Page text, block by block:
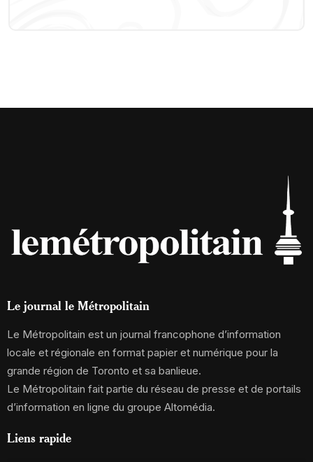
Le journal le Métropolitain
Le Métropolitain est un journal francophone d’information
locale et régionale en format papier et numérique pour la
grande région de Toronto et sa banlieue.
Le Métropolitain fait partie du réseau de presse et de portails
d’information en ligne du groupe Altomédia.
Liens rapide